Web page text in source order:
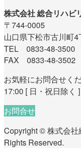
株式会社 総合リハビ
〒744-0005
山口県下松市古川町
TEL 0833-48-3500
FAX 0833-48-3502
お気軽にお問合せくだ
17:00 [ 日・祝日除く ]
お問合せ
Copyright © 株式会
Rights Reserved.